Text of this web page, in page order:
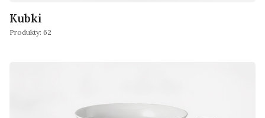
Kubki
Produkty: 62